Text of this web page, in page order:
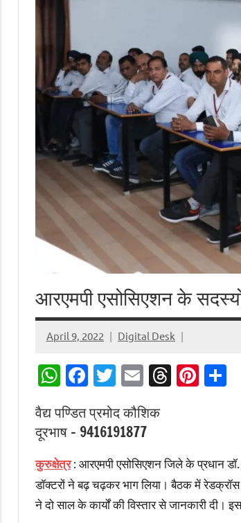
आरएमपी एसोसिएशन के
April 9, 2022 Digital Desk
WhatsApp
Facebook
Twitter
EmailThreads
वैद्य पण्डित प्रमोद कौशिक
दूरभाष – 9416191877
कुरुक्षेत्र: आरएमपी एसोसिएशन जिले के प्रधान
डॉक्टरों ने बढ़ चढ़कर भाग लिया। बैठक में
ने दो साल के कार्यों की विस्तार से जानकारी दी।